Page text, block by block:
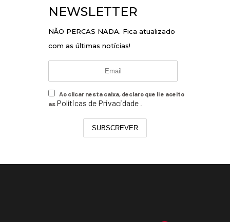
NEWSLETTER
NÃO PERCAS NADA. Fica atualizado
com as últimas notícias!
Ao clicar nesta caixa, declaro que li e aceito
as Políticas de Privacidade .
SUBSCREVER